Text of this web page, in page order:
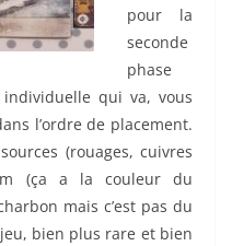
pour la
seconde
phase
individuelle qui va, vous
l’ordre de placement.
(rouages, cuivres
(ça a la couleur du
mais c’est pas du
bien plus rare et bien